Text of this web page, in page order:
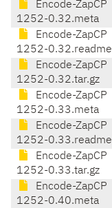
Encode-ZapCP
1252-0.32.meta
Encode-ZapCP
1252-0.32.readme
Encode-ZapCP
1252-0.32.tar.gz
Encode-ZapCP
1252-0.33.meta
Encode-ZapCP
1252-0.33.readme
Encode-ZapCP
1252-0.33.tar.gz
Encode-ZapCP
1252-0.40.meta